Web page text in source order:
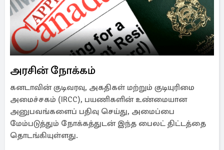
அரசின் நோக்கம்
கனடாவின் குடிவரவு, அகதிகள் மற்றும் குடியுரிமை
அமைச்சகம் (IRCC), பயணிகளின் உண்மையான
அனுபவங்களைப் பதிவு செய்து, அமைப்பை
மேம்படுத்தும் நோக்கத்துடன் இந்த பைலட் திட்டத்தை
தொடங்கியுள்ளது.